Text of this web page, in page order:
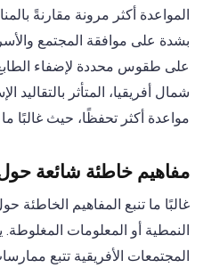
المواعدة أكثر مرونة مقارنةً
بشدة على موافقة المجتمع
على طقوس محددة لإضفاء
شمال أفريقيا، المتأثر بالتقاليد
مواعدة أكثر تحفظًا، حيث غالبًا
مفاهيم خاطئة شائعة حول
غالبًا ما تنبع المفاهيم الخاطئة
النمطية أو المعلومات
المجتمعات الأفريقية تتبع